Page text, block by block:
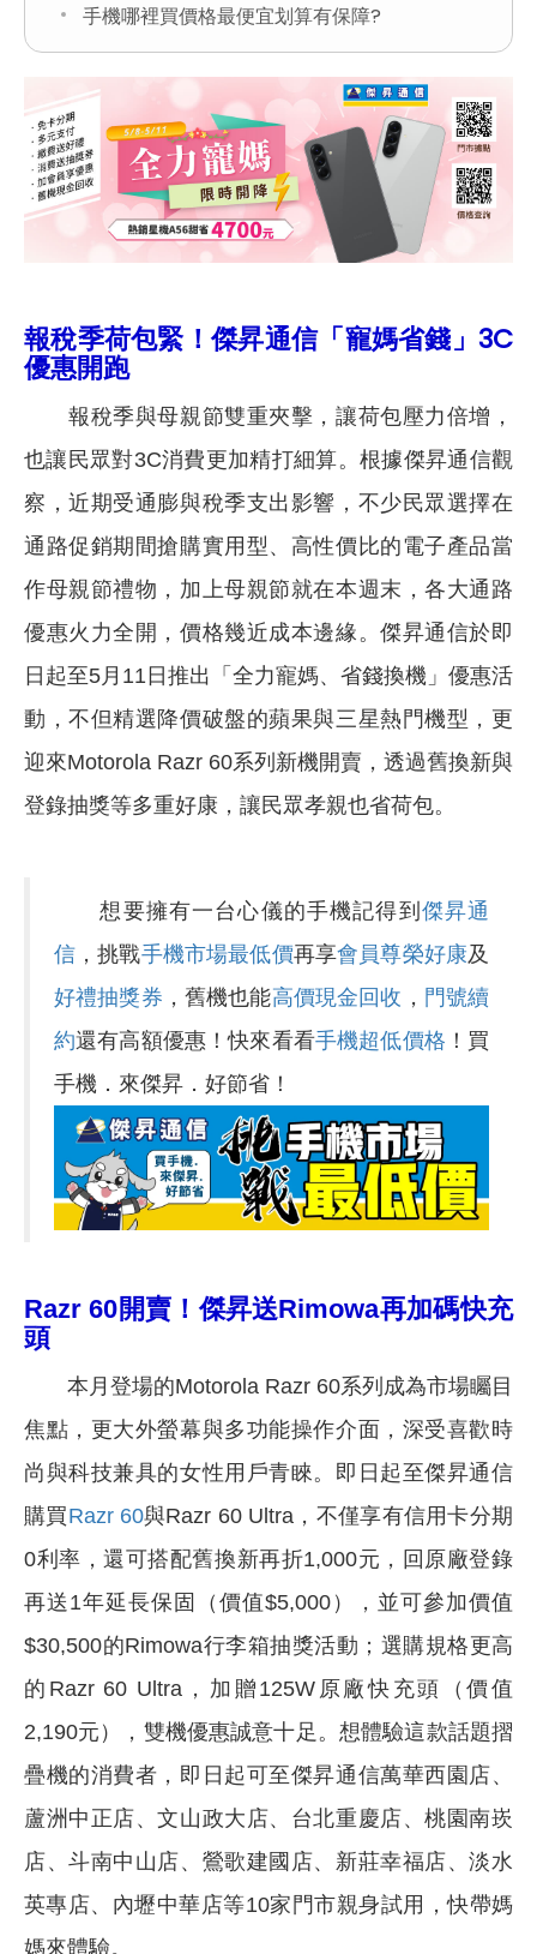
手機哪裡買價格最便宜划算有保障?
報稅季荷包緊！傑昇通信「寵媽省錢」3C
優惠開跑
報稅季與母親節雙重夾擊，讓荷包壓力倍增，
也讓民眾對3C消費更加精打細算。根據傑昇通信觀
察，近期受通膨與稅季支出影響，不少民眾選擇在
通路促銷期間搶購實用型、高性價比的電子產品當
作母親節禮物，加上母親節就在本週末，各大通路
優惠火力全開，價格幾近成本邊緣。傑昇通信於即
日起至5月11日推出「全力寵媽、省錢換機」優惠活
動，不但精選降價破盤的蘋果與三星熱門機型，更
迎來Motorola Razr 60系列新機開賣，透過舊換新與
登錄抽獎等多重好康，讓民眾孝親也省荷包。
想要擁有一台心儀的手機記得到 傑昇通
信 ，挑戰手機市場最低價再享會員尊榮好康及
好禮抽獎券 ，舊機也能高價現金回收 ， 門號續
約還有高額優惠！快來看看手機超低價格 ！買
手機．來傑昇．好節省！
Razr 60開賣！傑昇送Rimowa再加碼快充
頭
本月登場的Motorola Razr 60系列成為市場矚目
焦點，更大外螢幕與多功能操作介面，深受喜歡時
尚與科技兼具的女性用戶青睞。即日起至傑昇通信
購買Razr 60與Razr 60 Ultra，不僅享有信用卡分期
0利率，還可搭配舊換新再折1,000元，回原廠登錄
再送1年延長保固（價值$5,000），並可參加價值
$30,500的Rimowa行李箱抽獎活動；選購規格更高
的Razr 60 Ultra，加贈125W原廠快充頭（價值
2,190元），雙機優惠誠意十足。想體驗這款話題摺
疊機的消費者，即日起可至傑昇通信萬華西園店、
蘆洲中正店、文山政大店、台北重慶店、桃園南崁
店、斗南中山店、鶯歌建國店、新莊幸福店、淡水
英專店、內壢中華店等10家門市親身試用，快帶媽
媽來體驗。